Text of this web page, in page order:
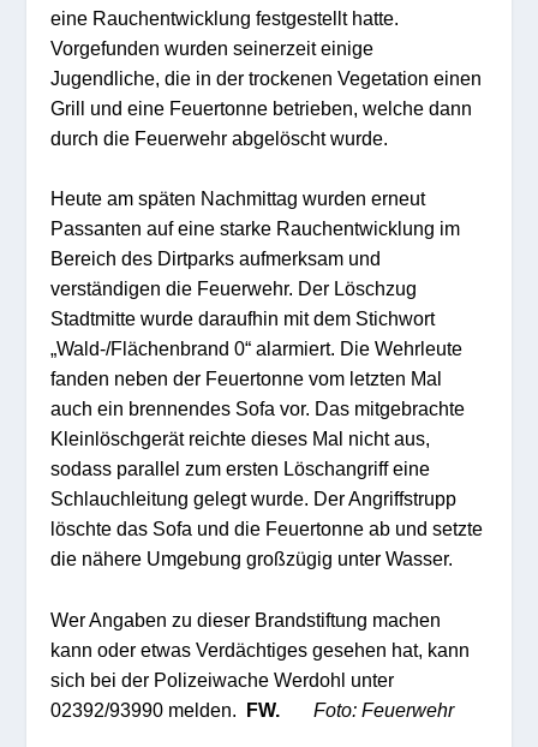
eine Rauchentwicklung festgestellt hatte.
Vorgefunden wurden seinerzeit einige
Jugendliche, die in der trockenen Vegetation einen
Grill und eine Feuertonne betrieben, welche dann
durch die Feuerwehr abgelöscht wurde.
Heute am späten Nachmittag wurden erneut
Passanten auf eine starke Rauchentwicklung im
Bereich des Dirtparks aufmerksam und
verständigen die Feuerwehr. Der Löschzug
Stadtmitte wurde daraufhin mit dem Stichwort
„Wald-/Flächenbrand 0“ alarmiert. Die Wehrleute
fanden neben der Feuertonne vom letzten Mal
auch ein brennendes Sofa vor. Das mitgebrachte
Kleinlöschgerät reichte dieses Mal nicht aus,
sodass parallel zum ersten Löschangriff eine
Schlauchleitung gelegt wurde. Der Angriffstrupp
löschte das Sofa und die Feuertonne ab und setzte
die nähere Umgebung großzügig unter Wasser.
Wer Angaben zu dieser Brandstiftung machen
kann oder etwas Verdächtiges gesehen hat, kann
sich bei der Polizeiwache Werdohl unter
02392/93990 melden. FW. Foto: Feuerwehr